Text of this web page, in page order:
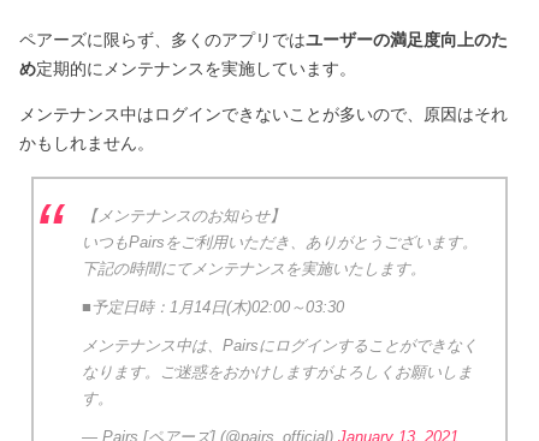
ペアーズに限らず、多くのアプリではユーザーの満足度向上のた
め定期的にメンテナンスを実施しています。
メンテナンス中はログインできないことが多いので、原因はそれ
かもしれません。
【メンテナンスのお知らせ】
いつもPairsをご利用いただき、ありがとうございます。
下記の時間にてメンテナンスを実施いたします。
■予定日時：1月14日(木)02:00～03:30
メンテナンス中は、Pairsにログインすることができなく
なります。ご迷惑をおかけしますがよろしくお願いしま
す。
— Pairs [ペアーズ] (@pairs_official)January 13, 2021